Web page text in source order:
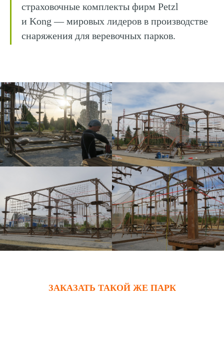
страховочные комплекты фирм Petzl
и Kong — мировых лидеров в производстве
снаряжения для веревочных парков.
ЗАКАЗАТЬ ТАКОЙ ЖЕ ПАРК